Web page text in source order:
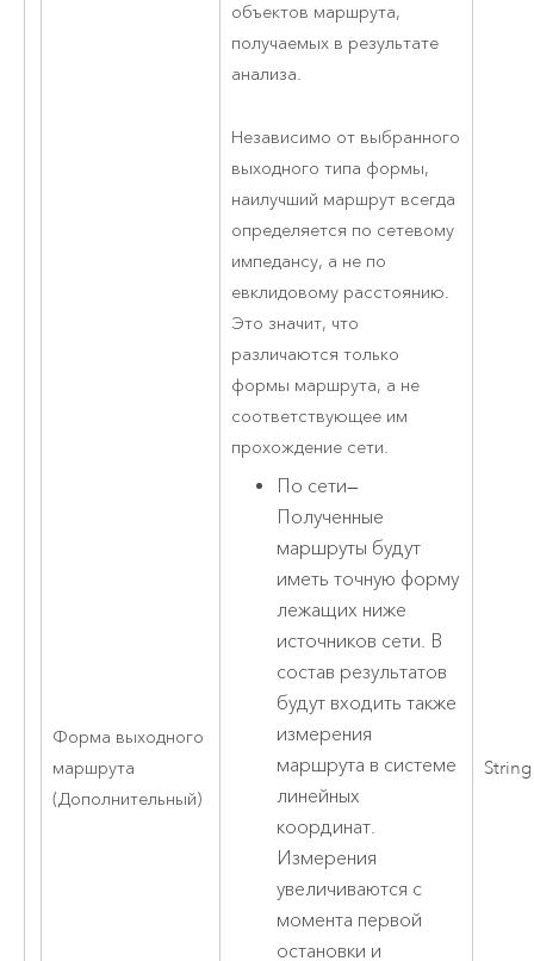
Форма выходного
маршрута
(Дополнительный)
объектов маршрута,
получаемых в результате
анализа.
Независимо от выбранного
выходного типа формы,
наилучший маршрут всегда
определяется по сетевому
импедансу, а не по
евклидовому расстоянию.
Это значит, что
различаются только
формы маршрута, а не
соответствующее им
прохождение сети.
По сети—
Полученные
маршруты будут
иметь точную форму
лежащих ниже
источников сети. В
состав результатов
будут входить также
измерения
маршрута в системе
линейных
координат.
Измерения
увеличиваются с
момента первой
остановки и
String